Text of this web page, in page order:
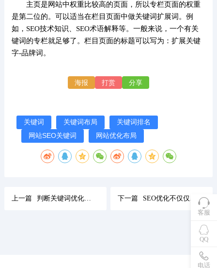
主页是网站中权重比较高的页面，所以专栏页面的权重
是第二位的。可以适当在栏目页面中做关键词扩展词。例
如，SEO技术知识、SEO术语解释等。一般来说，一个有关
键词的专栏就足够了。栏目页面的标题可以写为：扩展关键
字-品牌词。
海报 打赏 分享
关键词 关键词布局
关键词排名
网站SEO关键词
网站优化布局
上一篇 判断关键词优化效果可以从百度统计数据中分析 下一篇
SEO优化不仅仅是排名关键词还有网络营销推广资源
客服
QQ
电话